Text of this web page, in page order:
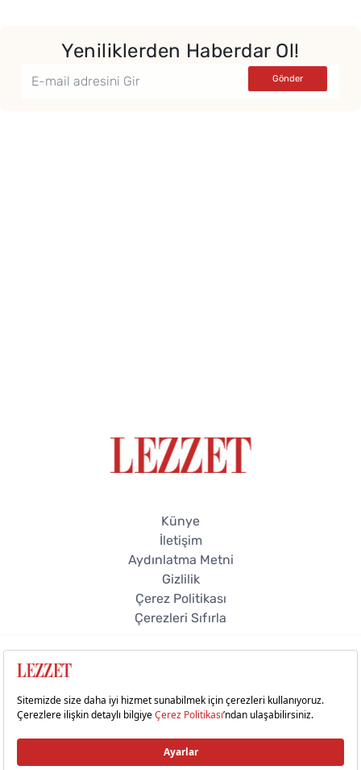
Yeniliklerden Haberdar Ol!
Künye
İletişim
Aydınlatma Metni
Gizlilik
Çerez Politikası
Çerezleri Sıfırla
© 2026 Lezzet Online. Tüm hakları saklıdır.